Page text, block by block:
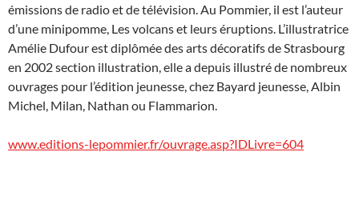
émissions de radio et de télévision. Au Pommier, il est l’auteur
d’une minipomme, Les volcans et leurs éruptions. L’illustratrice
Amélie Dufour est diplômée des arts décoratifs de Strasbourg
en 2002 section illustration, elle a depuis illustré de nombreux
ouvrages pour l’édition jeunesse, chez Bayard jeunesse, Albin
Michel, Milan, Nathan ou Flammarion.
www.editions-lepommier.fr/ouvrage.asp?IDLivre=604